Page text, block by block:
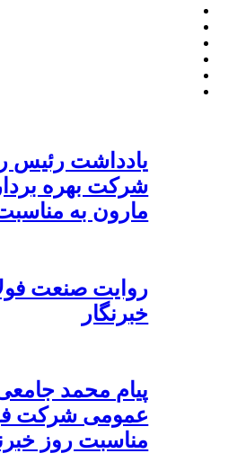
یادداشت رئیس
شرکت بهره
مارون به
روایت صنعت
خبرنگار
پیام محمد
عمومی شرکت
مناسبت روز